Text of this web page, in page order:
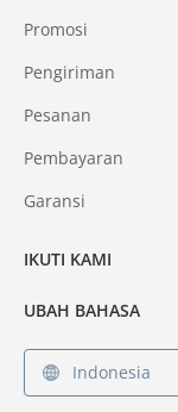
Promosi
Pengiriman
Pesanan
Pembayaran
Garansi
IKUTI KAMI
UBAH BAHASA
Indonesia